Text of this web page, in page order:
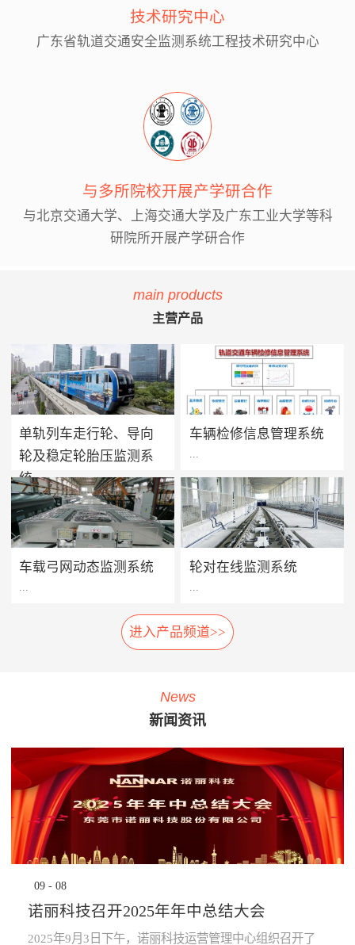
技术研究中心
广东省轨道交通安全监测系统工程技术研究中心
与多所院校开展产学研合作
与北京交通大学、上海交通大学及广东工业大学等科
研院所开展产学研合作
main products
主营产品
单轨列车走行轮、导向
轮及稳定轮胎压监测系
统
...
单轨列车胎压监测系统用于实
时监测单轨列车走行轮、导向
轮及稳定轮的轮胎气压及温度
爆胎时能够及时做出预报及报
扩大及危险的发生。 系统组
成： 1、胎压传感器· 安装在
走行轮、导向轮、稳定轮气门
运算，并对运行数据进行存
TCMS网络监控终端。 系统
功能： · 导向轮胎压值及温度
的实时监测，并对异常状态报
警；· 稳定轮胎压值及温度的
实时监测，并对异常状态报
警；· 走行轮胎压值及温度的
实时监测，并对异常状态报
分析校验，提前预知轮胎异常
状态进行预防性报警提
示。 产品优势： · 采用进口定
制的专业级精密胎压监测芯
车辆检修信息管理系统
方案价值 · 提升设备可靠性：
系统将车辆维保工作聚焦在提
高设备可靠性上，促进被动维
设备健康状态预警及检修智能
延长车辆设备的生命周期。
· 提升员工生产力：管理层通
过系统设定各项绩效指标，系
“公开、全貌、闭环”的分析及
预警，可有效激励员工主动提
“指哪打哪”的调控指挥棒与全
员自主对照改善的作用。· 提
升管理的水平：一方面，对车
辆设备故障、检修效率等量化
分析，将充分暴露管理的薄弱
环节，为有针对性提升管理水
平提供依据；另一方面，系统
提升地铁运营企业运营管理能
力。· 为决策提供依据：车辆
设备健康状态、车辆检修作业
车载弓网动态监测系统
车载弓网动态监测系统是一种
车载受电弓实时自动化、动态
测弓网状态和主要工作参数，
系统除了对弓网各种状态检测
外，还将自动记录每次被检测
的弓网状态异常时的图像及数
据。通过视觉分析技术，对受
电弓在行车时的状态监控，使
列车员能够及时了解车辆受电
弓故障，保证列车安全运
行。 分系统： 1、车载数据采
摄像机、光源、电源、工控
机、3G无线网络设备等。2、
公共网络· 通过公共网络进行
数据传输。· 网络可以采用
轮对在线监测系统
轮对在线检测系统安装在正线
站端或车辆段的入段线上，具
探测、制动闸片磨耗检测、自
动识别列车车号、自动判别行
及数据管理等功能，能做到故
障定位及故障跟踪。通过计算
机软件分析，实现对车辆轮对
安全状态进行预报，使列检工
人及时发现并处理车辆故障，
为列车安全运营保驾护航。
产品子系统： 车号图像
统 轮对尺寸检测系统
轴温在线检测系统 产品优
势： 1、体积小:采用了多
进入产品频道>>
News
新闻资讯
09 - 08
诺丽科技召开2025年年中总结大会
2025年9月3日下午，诺丽科技运营管理中心组织召开了